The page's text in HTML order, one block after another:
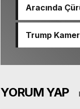
Aracında
Trump
YORUM YAP